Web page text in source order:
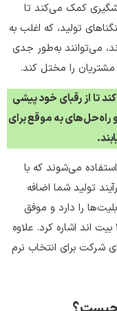
کمک می‌کند تا
تولید، که اغلب به
می‌توانند به‌طور جدی
مشتریان را مختل کند.
تا از رقبای خود پیشی
راه‌حل‌های به موقع برای
می‌شوند که با
تولید شما اضافه
را دارد و موفق
عمل کرده است، می‌توان به داینامیکس 365 بیت اند اشاره کرد. علاوه
شرکت برای انتخاب نرم